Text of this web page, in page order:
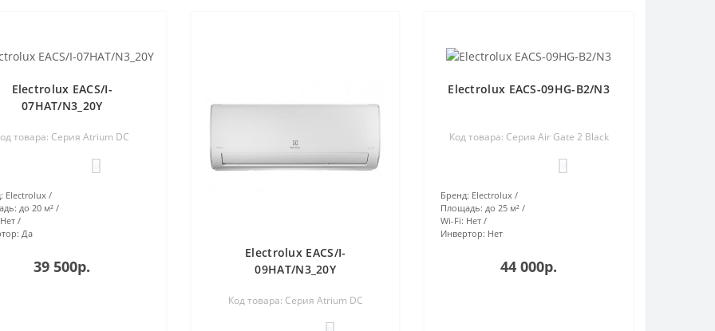
Electrolux EACS/I-
07HAT/N3_20Y
товара: Серия Atrium DC
Electrolux
до 20 м²
Нет
Да
39 500р.
Electrolux EACS/I-
09HAT/N3_20Y
Код товара: Серия Atrium DC
Electrolux EACS-09HG-B2/N3
Код товара: Серия Air Gate 2 Black
Бренд: Electrolux
Площадь: до 25 м²
Wi-Fi: Нет
Инвертор: Нет
44 000р.